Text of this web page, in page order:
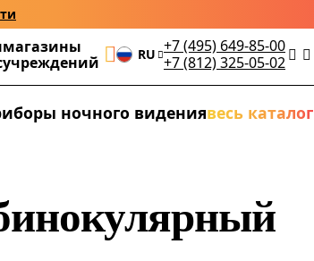
магазины
RU +7 (495) 649-85-00
+7 (812) 325-05-02
ночного видениявесь каталог